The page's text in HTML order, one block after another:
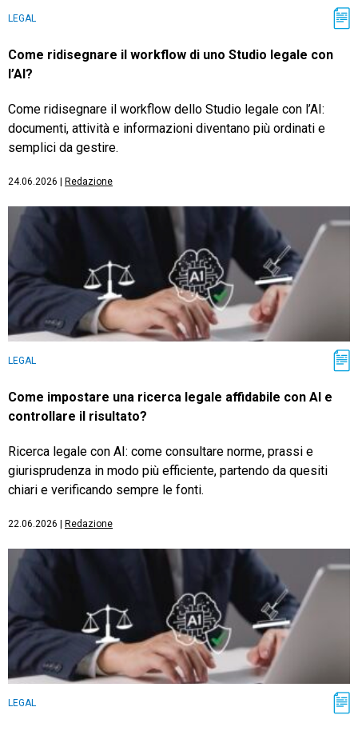
LEGAL
Come ridisegnare il workflow di uno Studio legale con
l’AI?
Come ridisegnare il workflow dello Studio legale con l’AI:
documenti, attività e informazioni diventano più ordinati e
semplici da gestire.
24.06.2026 Redazione
LEGAL
Come impostare una ricerca legale affidabile con AI e
controllare il risultato?
Ricerca legale con AI: come consultare norme, prassi e
giurisprudenza in modo più efficiente, partendo da quesiti
chiari e verificando sempre le fonti.
22.06.2026 Redazione
LEGAL